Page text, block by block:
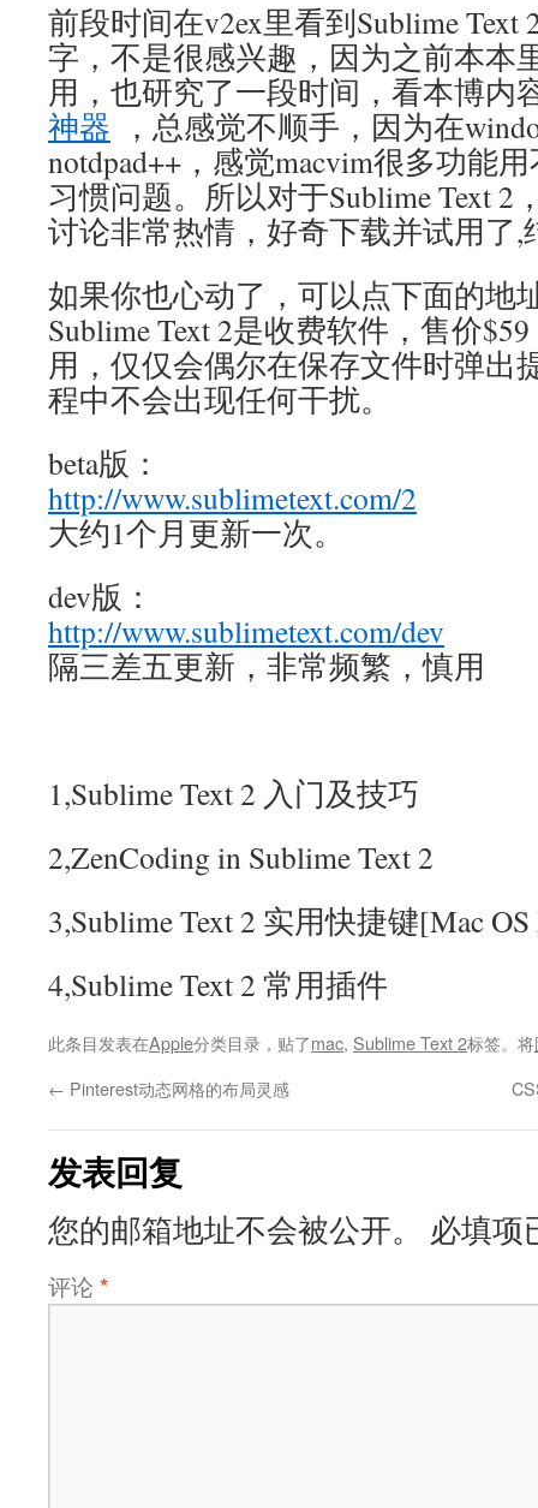
前段时间在v2ex里看到Sublime
字，不是很感兴趣，因为之前本本
用，也研究了一段时间，看本博内
神器 ，总感觉不顺手，因为在
notdpad++，感觉macvim很多功能
习惯问题。所以对于Sublime Text 2
讨论非常热情，好奇下载并试用了,
如果你也心动了，可以点下面的地
Sublime Text 2是收费软件，售价
用，仅仅会偶尔在保存文件时弹出
程中不会出现任何干扰。
beta版：
http://www.sublimetext.com/2
大约1个月更新一次。
dev版：
http://www.sublimetext.com/dev
隔三差五更新，非常频繁，慎用
1,Sublime Text 2 入门及技巧
2,ZenCoding in Sublime Text 2
3,Sublime Text 2 实用快捷键[Mac
4,Sublime Text 2 常用插件
此条目发表在Apple分类目录，贴了mac, Sublime Text 2标签。将
← Pinterest动态网格的布局灵感
发表回复
您的邮箱地址不会被公开。 必填项
评论 *